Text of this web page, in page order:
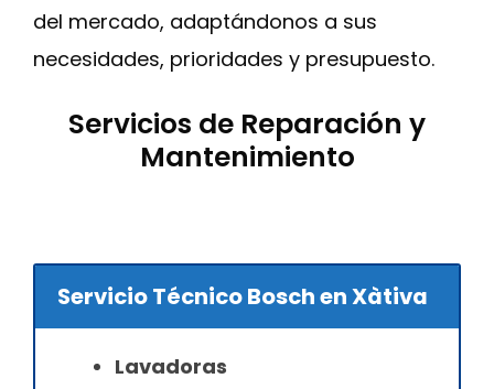
del mercado, adaptándonos a sus
necesidades, prioridades y presupuesto.
Servicios de Reparación y
Mantenimiento
Servicio Técnico Bosch en Xàtiva
Lavadoras